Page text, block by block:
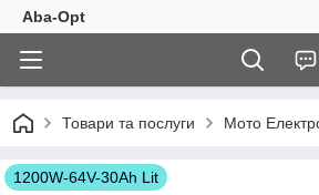
Aba-Opt
Товари та послуги Мото
1200W-64V-30Ah Lit